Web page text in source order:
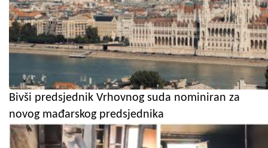
Bivši predsjednik Vrhovnog suda nominiran za
novog mađarskog predsjednika